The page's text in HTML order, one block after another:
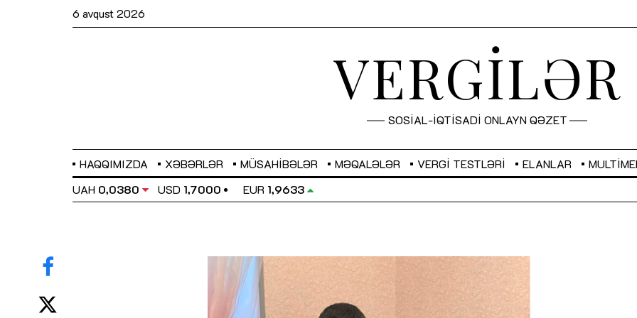
6 avqust 2026
VERGİLƏR
SOSİAL-İQTİSADİ ONLAYN QƏZET
HAQQIMIZDA XƏBƏRLƏR MÜSAHIBƏLƏR MƏQALƏLƏR VERGI TESTLƏRI ELANLAR
UAH 0,0380 USD 1,7000 EUR 1,9633
Sahibkarlıq fəaliyyəti üçün inklüziv
imkanlar yaradan vergi təşviqləri
MƏQALƏ
“Düzgün kommunikasiyanın
real iş və sistemli fəaliyyət
MÜSAHİBƏ